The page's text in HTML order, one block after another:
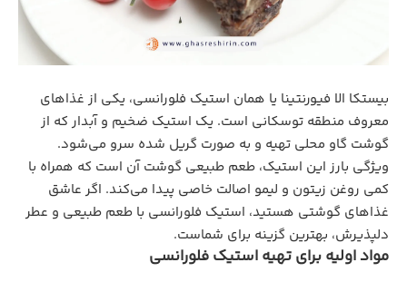
بیستکا الا فیورنتینا یا همان استیک فلورانسی، یکی از غذاهای
معروف منطقه توسکانی است. یک استیک ضخیم و آبدار که از
گوشت گاو محلی تهیه و به صورت گریل شده سرو می‌شود.
ویژگی بارز این استیک، طعم طبیعی گوشت آن است که همراه با
کمی روغن زیتون و لیمو اصالت خاصی پیدا می‌کند. اگر عاشق
غذاهای گوشتی هستید، استیک فلورانسی با طعم طبیعی و عطر
دلپذیرش، بهترین گزینه برای شماست.
مواد اولیه برای تهیه استیک فلورانسی